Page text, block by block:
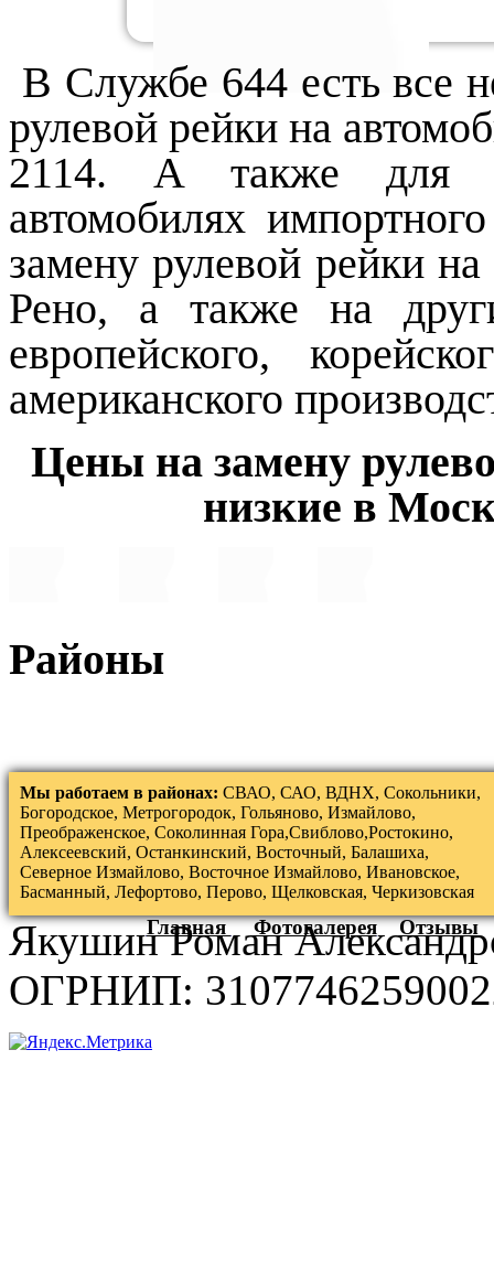
В Службе 644 есть все
рулевой рейки на
2114. А также для
автомобилях
замену рулевой рейки
Рено, а также на
европейского,
американского
Цены на замену
низкие в
Районы
Мы работаем в районах: СВАО, САО, ВДНХ, Сокольники,
Богородское, Метрогородок, Гольяново, Измайлово,
Преображенское, Соколинная Гора,Свиблово,Ростокино,
Алексеевский, Останкинский, Восточный, Балашиха,
Северное Измайлово, Восточное Измайлово, Ивановское,
Басманный, Лефортово, Перово, Щелковская, Черкизовская
Главная Фотогалерея Отзывы
Якушин Роман
ОГРНИП: